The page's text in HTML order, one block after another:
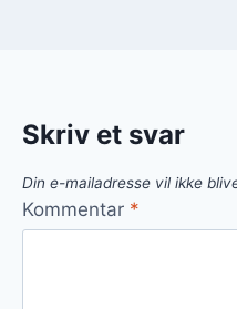
Skriv et svar
Din e-mailadresse vil ikke
Kommentar *